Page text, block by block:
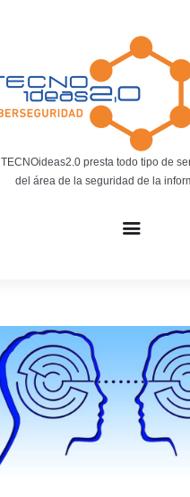
TECNOideas2.0 presta todo tipo de
del área de la seguridad de la
BLOG
Noticias tecnológicas.